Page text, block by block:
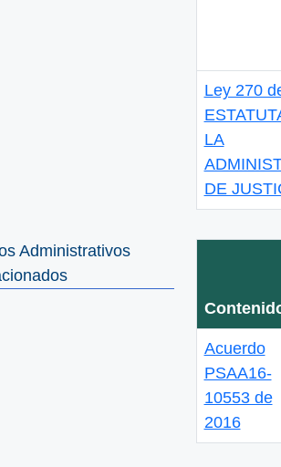
Ley 270
LA
DE
Administrativos
Acuerdo
PSAA16-
10553 de
2016